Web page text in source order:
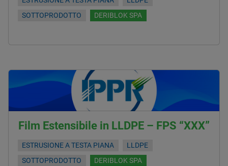
SOTTOPRODOTTO
DERIBLOK SPA
Film Estensibile in LLDPE – FPS “XXX”
ESTRUSIONE A TESTA PIANA
LLDPE
SOTTOPRODOTTO
DERIBLOK SPA